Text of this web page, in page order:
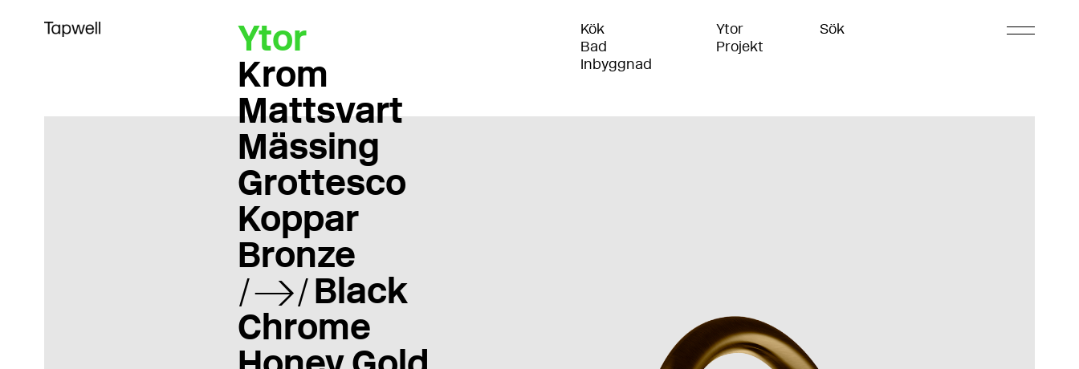
Ytor
Krom
Mattsvart
Mässing
Grottesco
Koppar
Bronze
Black
Chrome
Kök
Bad
Inbyggnad
Ytor
Projekt
Sök